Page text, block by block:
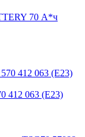
70 А*ч
412 063 (Е23)